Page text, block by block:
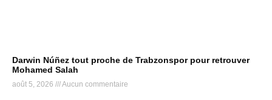
Darwin Núñez tout proche de Trabzonspor pour retrouver
Mohamed Salah
août 5, 2026 Aucun commentaire